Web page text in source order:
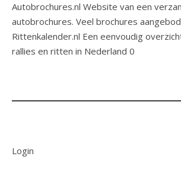
Autobrochures.nl Website van een
autobrochures. Veel brochures
Rittenkalender.nl Een eenvoudig
rallies en ritten in Nederland 0
Login